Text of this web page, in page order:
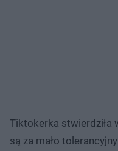
Tiktokerka stwierdziła
są za mało